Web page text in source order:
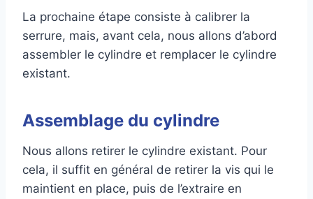
La prochaine étape consiste à calibrer la
serrure, mais, avant cela, nous allons d’abord
assembler le cylindre et remplacer le cylindre
existant.
Assemblage du cylindre
Nous allons retirer le cylindre existant. Pour
cela, il suffit en général de retirer la vis qui le
maintient en place, puis de l’extraire en